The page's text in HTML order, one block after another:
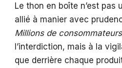
Le thon en boîte n’est pas
allié à manier avec
Millions de consommateurs
l’interdiction, mais à la
que derrière chaque